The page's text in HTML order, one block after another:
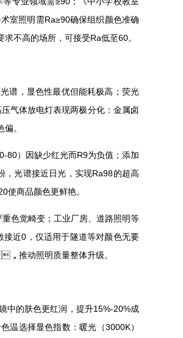
术室照明需Ra≥90确保组织颜色准确
场所，可接受Ra低至60。
，显色性最优但能耗极高；荧光
气体放电灯表现两极分化：金属卤
。
80）因缺少红光而R9为负值；添加
光谱接近日光，实现Ra98的超高
商品颜色更鲜艳。
畸变；工业厂房、道路照明等
近0，仅适用于隧道等对颜色无要
，推动照明质量整体升级。
的肤色更红润，提升15%-20%成
温选择显色指数：暖光（3000K）